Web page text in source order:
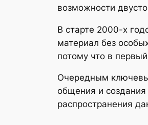
возможности
В старте 2000-х
материал без
потому что в
Очередным
общения и
распространения